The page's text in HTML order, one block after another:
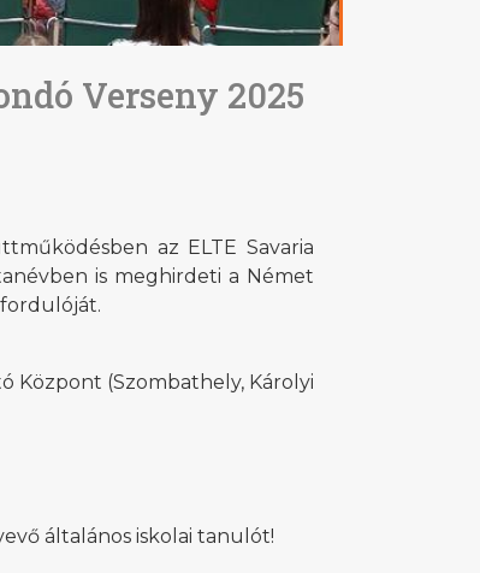
Verseny 2025
az ELTE Savaria
is meghirdeti a Német
fordulóját.
Központ (Szombathely, Károlyi
általános iskolai tanulót!